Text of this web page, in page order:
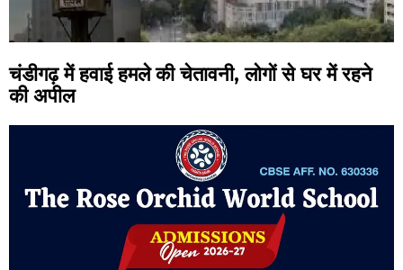
चंडीगढ़ में हवाई हमले की चेतावनी, लोगों से घर में रहने
की अपील